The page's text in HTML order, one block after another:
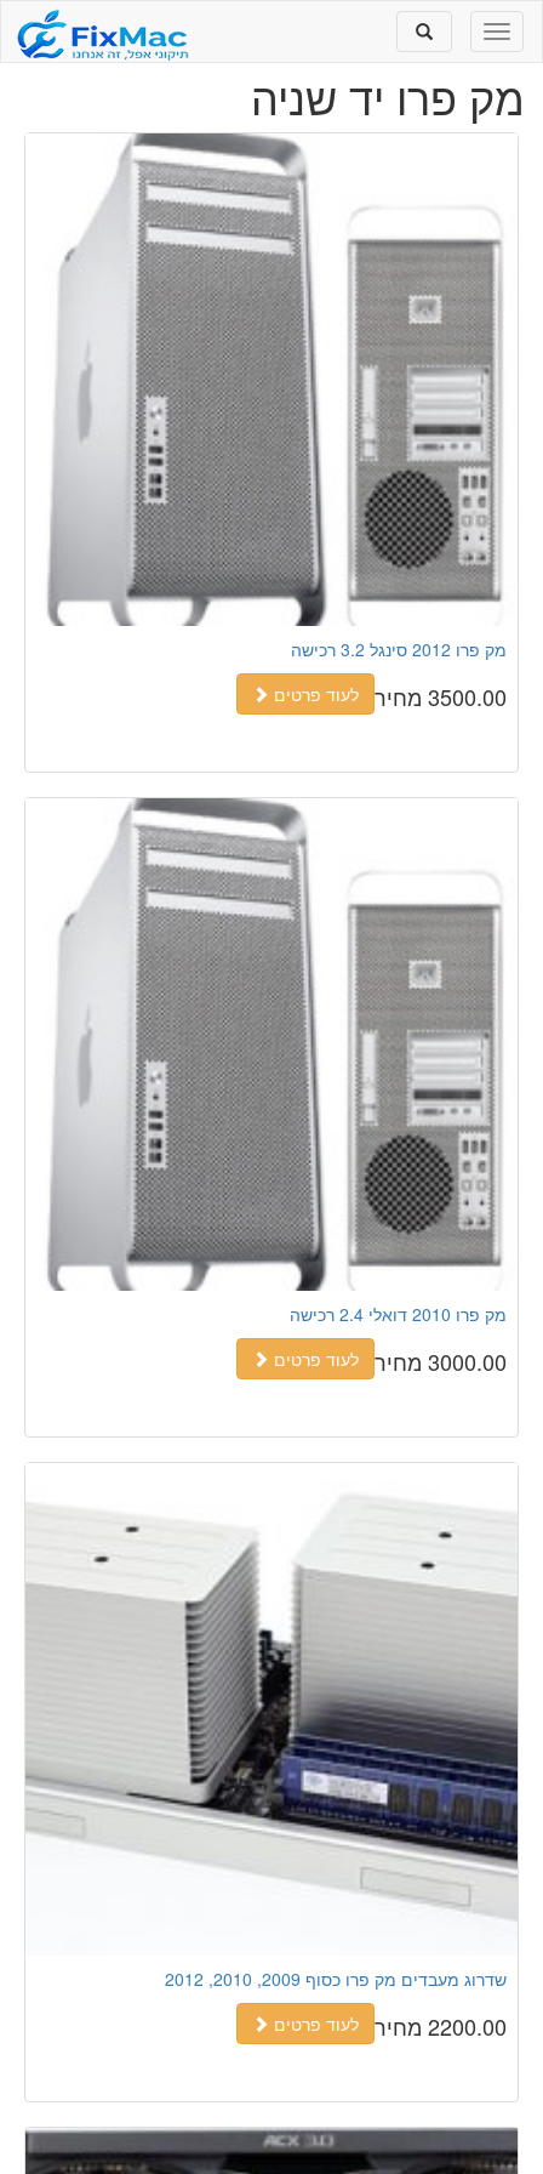
Toggle
navigation
Toggle
search
מק פרו יד שניה
מק פרו 2012 סינגל 3.2 רכישה
לעוד פרטים
3500.00 מחיר
מק פרו 2010 דואלי 2.4 רכישה
לעוד פרטים
3000.00 מחיר
שדרוג מעבדים מק פרו כסוף 2009, 2010, 2012
לעוד פרטים
2200.00 מחיר